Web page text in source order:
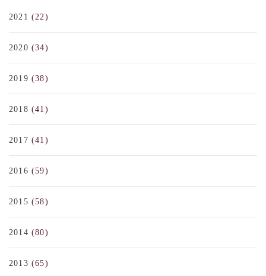
2021 (22)
2020 (34)
2019 (38)
2018 (41)
2017 (41)
2016 (59)
2015 (58)
2014 (80)
2013 (65)